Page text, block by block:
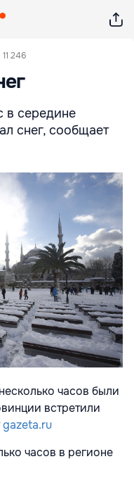
11 246
в середине
снег, сообщает
часов были
встретили
gazeta.ru
часов в регионе